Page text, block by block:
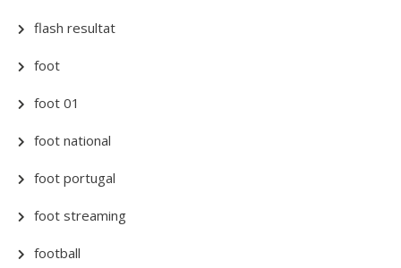
flash resultat
foot
foot 01
foot national
foot portugal
foot streaming
football